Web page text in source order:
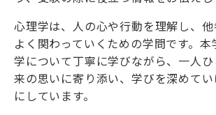
心理学は、人の心や行動を理解し、
よく関わっていくための学問です。
学について丁寧に学びながら、一人
来の思いに寄り添い、学びを深めて
にしています。